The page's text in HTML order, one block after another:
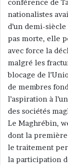
o
u
r
r
conférence de
nationalistes
d’un demi-
pas morte, elle
avec force la
malgré les
blocage de
de membres
l’aspiration à
des sociétés
Le Maghrébin,
dont la
le traitement
la participation